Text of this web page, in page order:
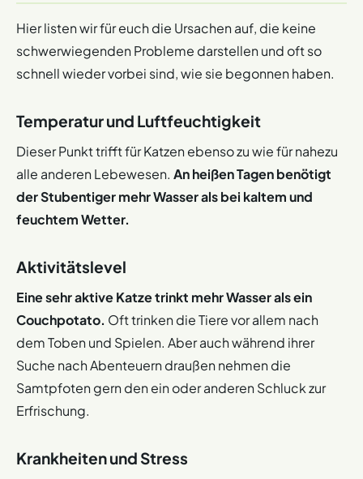
Hier listen wir für euch die Ursachen auf, die keine
schwerwiegenden Probleme darstellen und oft so
schnell wieder vorbei sind, wie sie begonnen haben.
Temperatur und Luftfeuchtigkeit
Dieser Punkt trifft für Katzen ebenso zu wie für nahezu
alle anderen Lebewesen. An heißen Tagen benötigt
der Stubentiger mehr Wasser als bei kaltem und
feuchtem Wetter.
Aktivitätslevel
Eine sehr aktive Katze trinkt mehr Wasser als ein
Couchpotato. Oft trinken die Tiere vor allem nach
dem Toben und Spielen. Aber auch während ihrer
Suche nach Abenteuern draußen nehmen die
Samtpfoten gern den ein oder anderen Schluck zur
Erfrischung.
Krankheiten und Stress